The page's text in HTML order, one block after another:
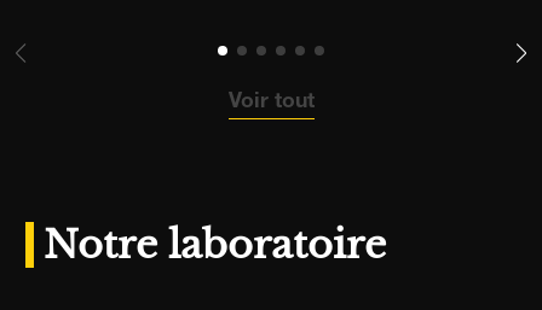
Voir tout
Notre laboratoire